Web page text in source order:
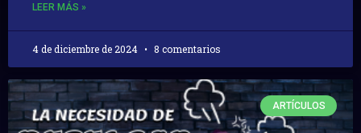
LEER MÁS »
4 de diciembre de 2024 8 comentarios
ARTÍCULOS